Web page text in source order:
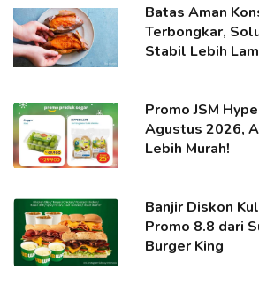
Batas Aman
Terbongkar,
Stabil Lebih
Promo JSM
Agustus 2026,
Lebih Murah!
Banjir Diskon
Promo 8.8 dari
Burger King